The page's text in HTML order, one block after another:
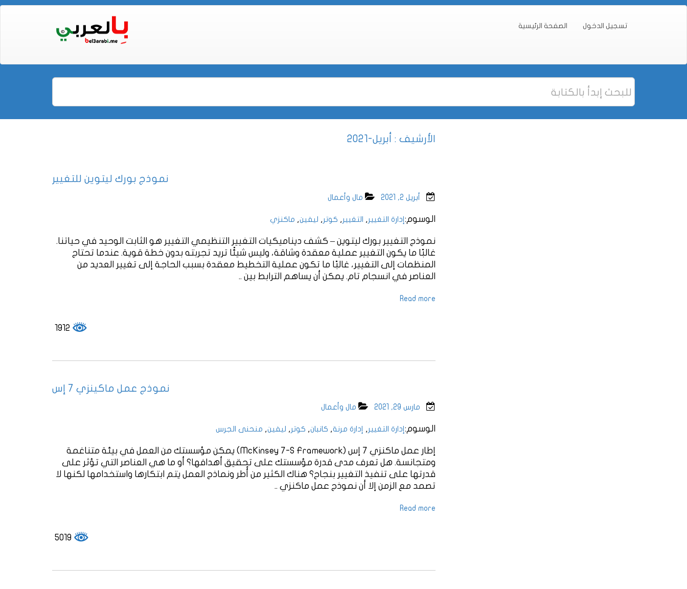
الصفحة الرئيسية تسجيل الدخول
الأرشيف : أبريل-2021
نموذج بورك ليتوين للتغيير
أبريل 2, 2021 مال وأعمال
الوسوم: إدارة التغيير, التغيير, كوتر, ليفين, ماكنزي
نموذج التغيير بورك ليتوين – كشف ديناميكيات التغيير التنظيمي التغيير هو الثابت الوحيد في حياتنا.
غالبًا ما يكون التغيير عملية معقدة وشاقة، وليس شيئًا تريد تجربته بدون خطة قوية. عندما تحتاج
المنظمات إلى التغيير، غالبًا ما تكون عملية التخطيط معقدة بسبب الحاجة إلى تغيير العديد من
العناصر في انسجام تام. يمكن أن يساهم الترابط بين ..
Read more
نموذج عمل ماكينزي 7 إس
مارس 29, 2021 مال وأعمال
الوسوم: إدارة التغيير, إدارة مرنة, كانبان, كوتر, ليفين, منحنى الجرس
إطار عمل ماكنزي 7 إس (McKinsey 7-S Framework) يمكن مؤسستك من العمل في بيئة متناغمة
ومتجانسة. هل تعرف مدى قدرة مؤسستك على تحقيق أهدافها؟ أو ما هي العناصر التي تؤثر على
قدرتها على تنفيذ التغيير بنجاح؟ هناك الكثير من أُطر ونماذج العمل يتم ابتكارها واستخدامها لكنها لا
تصمد مع الزمن إلا أن نموذج عمل ماكنزي ..
Read more